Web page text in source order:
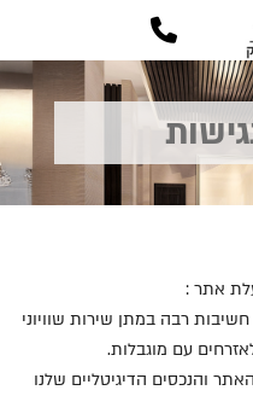
אתר :
חשיבות רבה במתן שירות שוויוני
עם מוגבלות.
והנכסים הדיגיטליים שלנו